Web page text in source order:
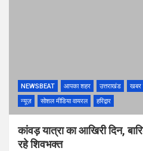
NEWSBEAT आपका शहर उत्तराखंड खबर
न्यूज़
सोशल मीडिया वायरल हरिद्वार
कांवड़ यात्रा का आखिरी दिन,
रहे शिवभक्त